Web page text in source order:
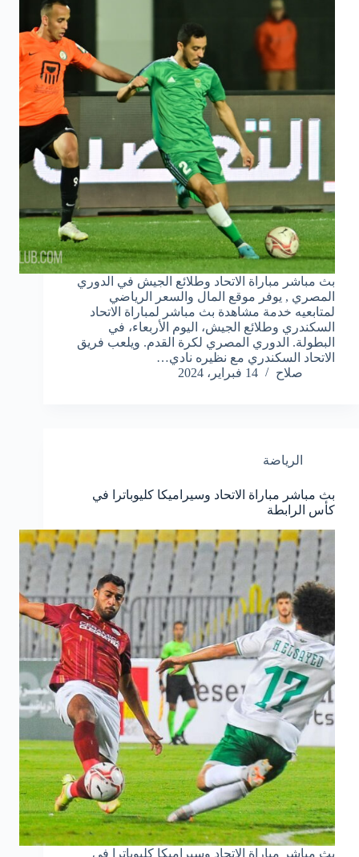
بث مباشر مباراة الاتحاد وطلائع الجيش في الدوري
المصري , يوفر موقع المال والسعر الرياضي
لمتابعيه خدمة مشاهدة بث مباشر لمباراة الاتحاد
السكندري وطلائع الجيش، اليوم الأربعاء، في
البطولة. الدوري المصري لكرة القدم. ويلعب فريق
الاتحاد السكندري مع نظيره نادي…
صلاح
14 فبراير، 2024
الرياضة
بث مباشر مباراة الاتحاد وسيراميكا كليوباترا في
كأس الرابطة
بث مباشر مباراة الاتحاد وسيراميكا كليوباترا في